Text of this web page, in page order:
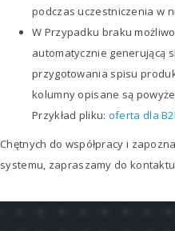
podczas uczestniczenia w
W Przypadku braku
automatycznie generującą
przygotowania spisu
kolumny opisane są
Przykład pliku: oferta dla
Chętnych do współpracy i
systemu, zapraszamy do